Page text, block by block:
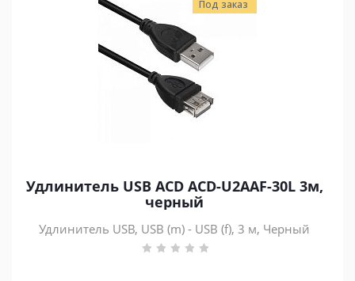
Под заказ
Удлинитель USB ACD ACD-U2AAF-30L 3м,
черный
Удлинитель USB, USB (m) - USB (f), 3 м, Черный